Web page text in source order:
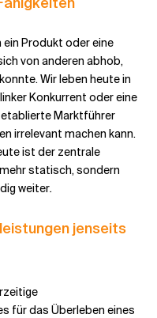
ein Produkt oder eine
von anderen abhob,
Wir leben heute in
Konkurrent oder eine
Marktführer
irrelevant machen kann.
ist der zentrale
statisch, sondern
weiter.
jenseits
für das Überleben eines